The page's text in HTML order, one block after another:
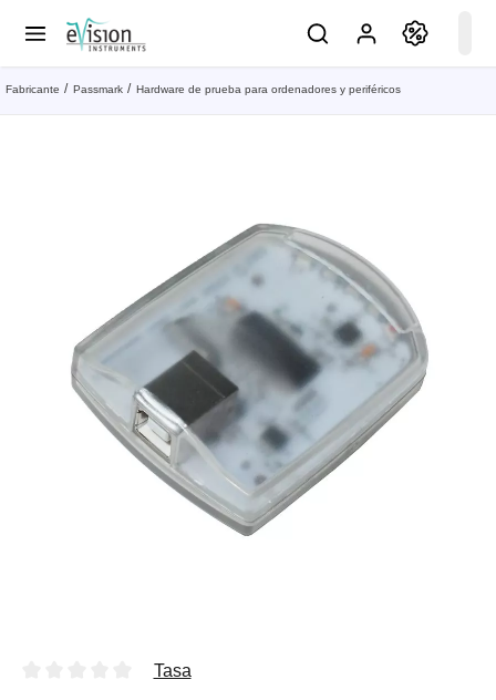
Fabricante Passmark Hardware de prueba para ordenadores y periféricos
Tasa